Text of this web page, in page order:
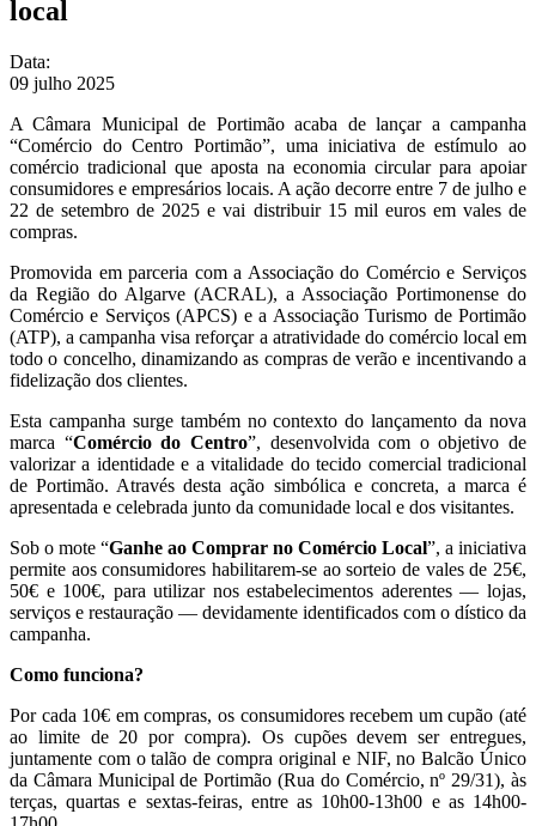
local
Data:
09 julho 2025
A Câmara Municipal de Portimão acaba de lançar a campanha
“Comércio do Centro Portimão”, uma iniciativa de estímulo ao
comércio tradicional que aposta na economia circular para apoiar
consumidores e empresários locais. A ação decorre entre 7 de julho e
22 de setembro de 2025 e vai distribuir 15 mil euros em vales de
compras.
Promovida em parceria com a Associação do Comércio e Serviços
da Região do Algarve (ACRAL), a Associação Portimonense do
Comércio e Serviços (APCS) e a Associação Turismo de Portimão
(ATP), a campanha visa reforçar a atratividade do comércio local em
todo o concelho, dinamizando as compras de verão e incentivando a
fidelização dos clientes.
Esta campanha surge também no contexto do lançamento da nova
marca “Comércio do Centro”, desenvolvida com o objetivo de
valorizar a identidade e a vitalidade do tecido comercial tradicional
de Portimão. Através desta ação simbólica e concreta, a marca é
apresentada e celebrada junto da comunidade local e dos visitantes.
Sob o mote “Ganhe ao Comprar no Comércio Local”, a iniciativa
permite aos consumidores habilitarem-se ao sorteio de vales de 25€,
50€ e 100€, para utilizar nos estabelecimentos aderentes — lojas,
serviços e restauração — devidamente identificados com o dístico da
campanha.
Como funciona?
Por cada 10€ em compras, os consumidores recebem um cupão (até
ao limite de 20 por compra). Os cupões devem ser entregues,
juntamente com o talão de compra original e NIF, no Balcão Único
da Câmara Municipal de Portimão (Rua do Comércio, nº 29/31), às
terças, quartas e sextas-feiras, entre as 10h00-13h00 e as 14h00-